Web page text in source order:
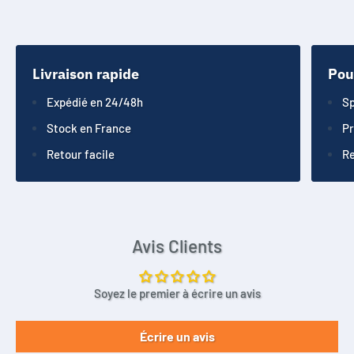
Livraison rapide
Expédié en 24/48h
Stock en France
Retour facile
Avis Clients
Soyez le premier à écrire un avis
Écrire un avis